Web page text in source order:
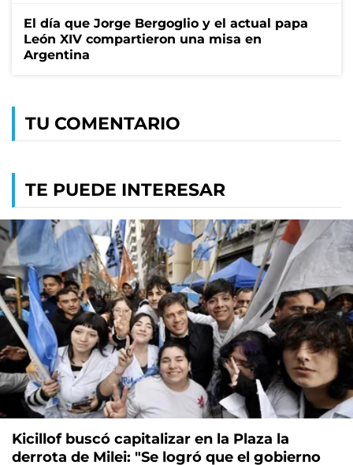
El día que Jorge Bergoglio y el actual papa
León XIV compartieron una misa en
Argentina
TU COMENTARIO
TE PUEDE INTERESAR